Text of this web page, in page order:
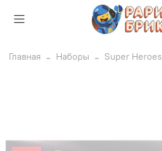
Главная Наборы Super Heroes